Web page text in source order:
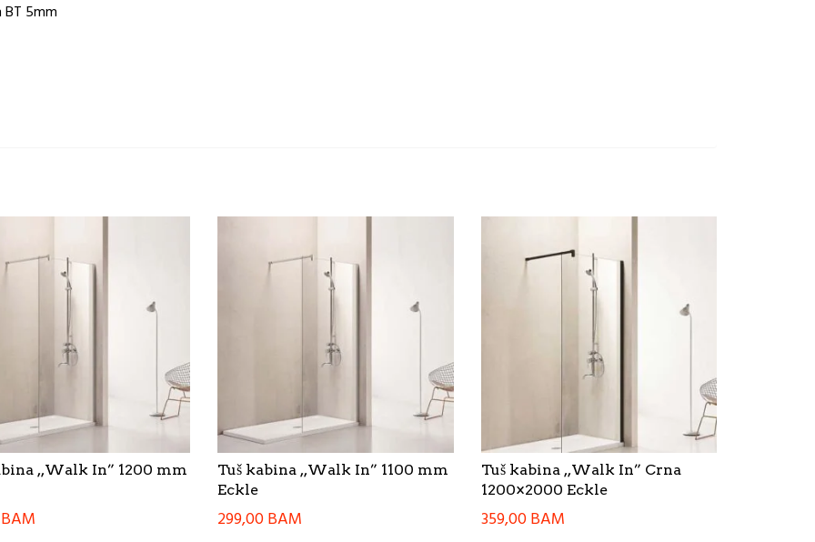
BT 5mm
,,Walk In” 1200 mm
BAM
Tuš kabina ,,Walk In” 1100 mm
Eckle
299,00BAM
Tuš kabina ,,Walk In” Crna
1200×2000 Eckle
359,00BAM